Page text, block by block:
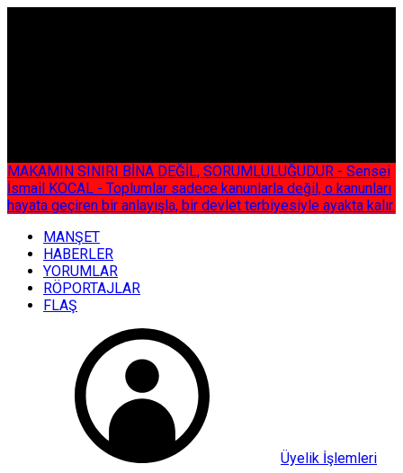
MAKAMIN SINIRI BİNA DEĞİL, SORUMLULUĞUDUR - Sensei
İsmail KOCAL - Toplumlar sadece kanunlarla değil, o kanunları
hayata geçiren bir anlayışla, bir devlet terbiyesiyle ayakta kalır.
MANŞET
HABERLER
YORUMLAR
RÖPORTAJLAR
FLAŞ
Üyelik İşlemleri